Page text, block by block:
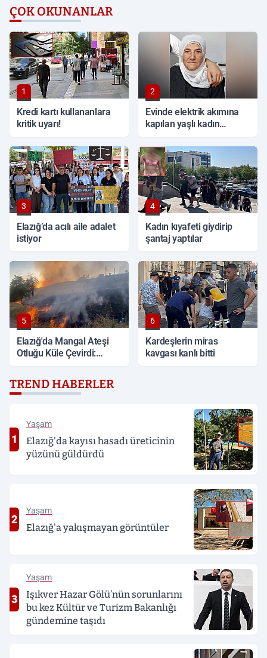
ÇOK OKUNANLAR
1
Kredi kartı kullananlara
kritik uyarı!
2
Evinde elektrik akımına
kapılan yaşlı kadın
3
Elazığ’da acılı aile adalet
istiyor
4
Kadın kıyafeti giydirip
şantaj yaptılar
5
Elazığ'da Mangal Ateşi
Otluğu Küle Çevirdi:
Söndürüldü
6
Kardeşlerin miras
kavgası kanlı bitti
TREND HABERLER
1
Yaşam
Elazığ'da kayısı hasadı üreticinin
yüzünü güldürdü
2
Yaşam
Elazığ'a yakışmayan görüntüler
3
Yaşam
Işıkver Hazar Gölü’nün sorunlarını
bu kez Kültür ve Turizm Bakanlığı
gündemine taşıdı